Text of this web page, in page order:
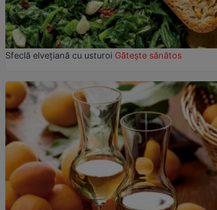
Sfeclă elvețiană cu usturoi Gătește sănătos